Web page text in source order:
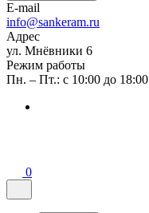
E-mail
info@sankeram.ru
Адрес
ул. Мнёвники 6
Режим работы
Пн. – Пт.: с 10:00 до 18:00
0